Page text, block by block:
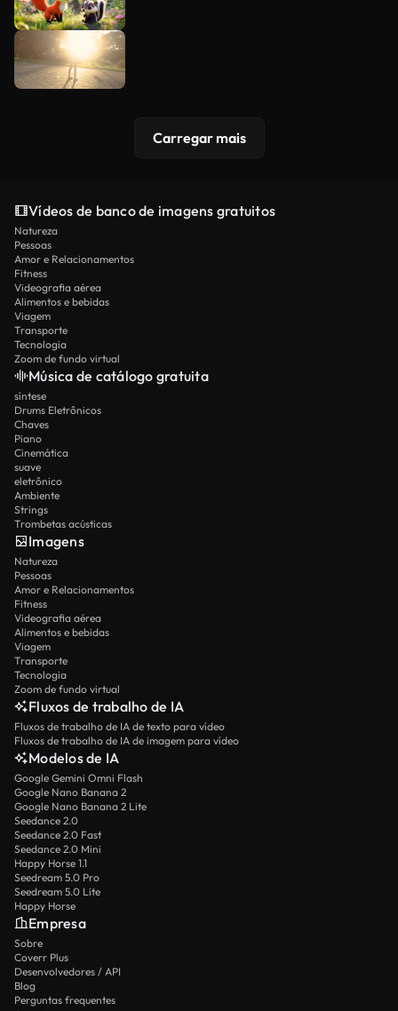
Carregar mais
Vídeos de banco de imagens gratuitos
Natureza
Pessoas
Amor e Relacionamentos
Fitness
Videografia aérea
Alimentos e bebidas
Viagem
Transporte
Tecnologia
Zoom de fundo virtual
Música de catálogo gratuita
síntese
Drums Eletrônicos
Chaves
Piano
Cinemática
suave
eletrônico
Ambiente
Strings
Trombetas acústicas
Imagens
Natureza
Pessoas
Amor e Relacionamentos
Fitness
Videografia aérea
Alimentos e bebidas
Viagem
Transporte
Tecnologia
Zoom de fundo virtual
Fluxos de trabalho de IA
Fluxos de trabalho de IA de texto para vídeo
Fluxos de trabalho de IA de imagem para vídeo
Modelos de IA
Google Gemini Omni Flash
Google Nano Banana 2
Google Nano Banana 2 Lite
Seedance 2.0
Seedance 2.0 Fast
Seedance 2.0 Mini
Happy Horse 1.1
Seedream 5.0 Pro
Seedream 5.0 Lite
Happy Horse
Empresa
Sobre
Coverr Plus
Desenvolvedores / API
Blog
Perguntas frequentes